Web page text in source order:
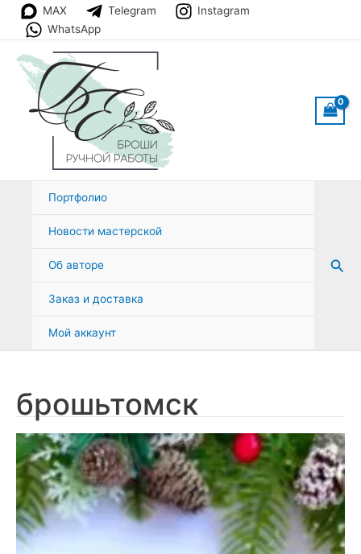
Перейти
содержимому
MAX Telegram
Instagram
WhatsApp
Портфолио
Новости мастерской
Об авторе
Заказ и доставка
Мой аккаунт
брошьтомск